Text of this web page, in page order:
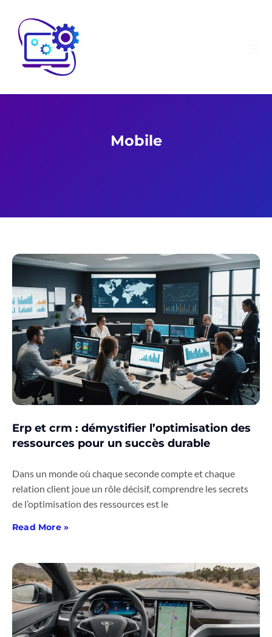
Mobile
Erp et crm : démystifier l’optimisation des
ressources pour un succès durable
Dans un monde où chaque seconde compte et chaque
relation client joue un rôle décisif, comprendre les secrets
de l’optimisation des ressources est le
Read More »